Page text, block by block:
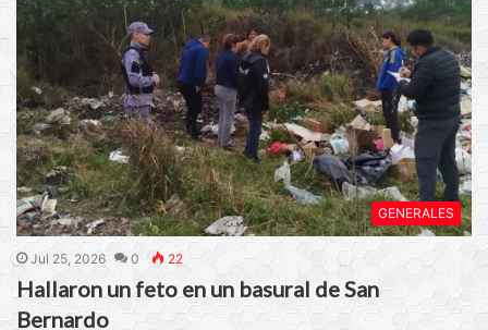
GENERALES
Jul 25, 2026 0 22
Hallaron un feto en un basural de San
Bernardo